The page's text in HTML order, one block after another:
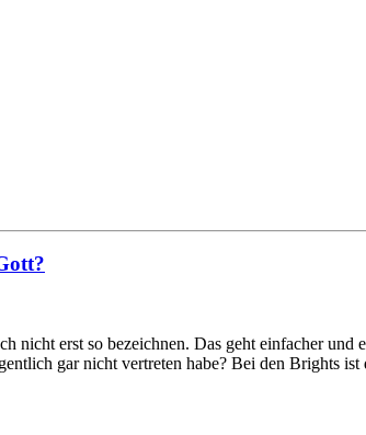
erst so bezeichnen. Das geht einfacher
gar nicht vertreten habe? Bei den Brights